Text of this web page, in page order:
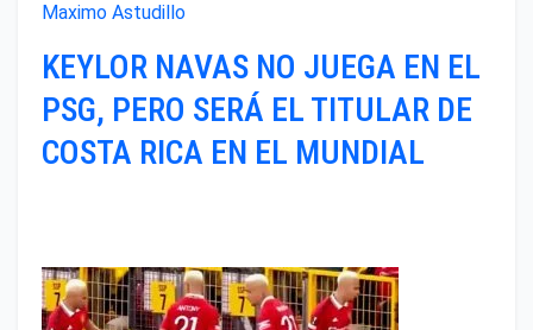
Maximo Astudillo
KEYLOR NAVAS NO JUEGA EN EL
PSG, PERO SERÁ EL TITULAR DE
COSTA RICA EN EL MUNDIAL